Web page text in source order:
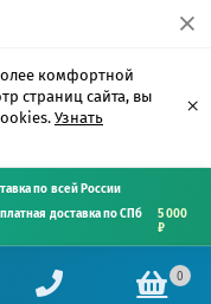
комфортной
страниц сайта, вы
Узнать
×
по всей России
доставка по СПб
5 000
₽
0